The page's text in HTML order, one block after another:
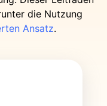
die Nutzung
Ansatz.